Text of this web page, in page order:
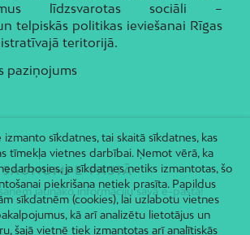
līdzsvarotas sociāli –
telpiskās politikas ieviešanai Rīgas
teritorijā.
paziņojums
JAUNUMI E-PASTĀ
jaunāko informāciju savā e-pastā!
sīkdatnes, tai skaitā sīkdatnes, kas
tīmekļa vietnes darbībai. Ņemot vērā, ka
ja sīkdatnes netiks izmantotas, šo
piekrišana netiek prasīta. Papildus
sīkdatnēm (cookies), lai uzlabotu vietnes
kā arī analizētu lietotājus un
šajā vietnē tiek izmantotas arī analītiskās